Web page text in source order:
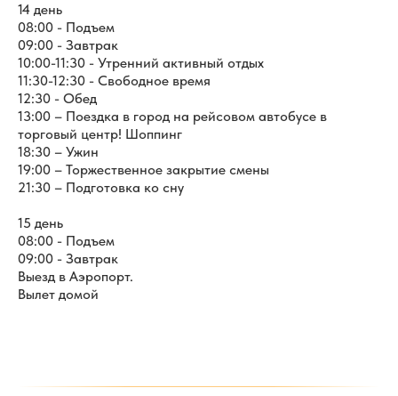
14 день
08:00 - Подъем
09:00 - Завтрак
10:00-11:30 - Утренний активный отдых
11:30-12:30 - Свободное время
12:30 - Обед
13:00 – Поездка в город на рейсовом автобусе в
торговый центр! Шоппинг
18:30 – Ужин
19:00 – Торжественное закрытие смены
21:30 – Подготовка ко сну
15 день
08:00 - Подъем
09:00 - Завтрак
Выезд в Аэропорт.
Вылет домой